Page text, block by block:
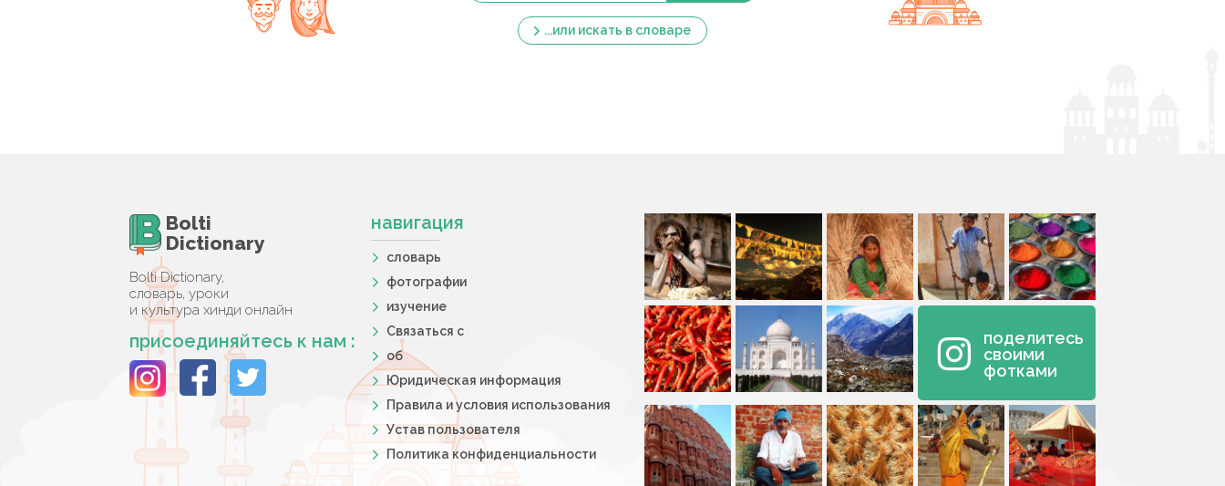
...или искать в словаре
Bolti
Dictionary
Bolti Dictionary,
словарь, уроки
и культура хинди онлайн
присоединяйтесь к нам :
навигация
словарь
фотографии
изучение
Связаться с
об
Юридическая информация
Правила и условия использования
Устав пользователя
Политика конфиденциальности
поделитесь
своими
фотками